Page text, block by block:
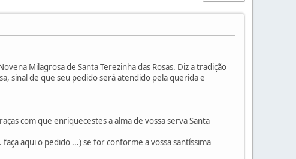
Milagrosa de Santa Terezinha das Rosas. Diz a tradição
sinal de que seu pedido será atendido pela querida e
com que enriquecestes a alma de vossa serva Santa
aqui o pedido ...) se for conforme a vossa santíssima